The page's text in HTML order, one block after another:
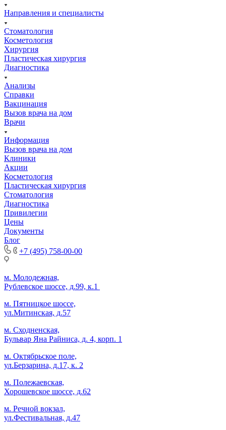
Направления и специалисты
Стоматология
Косметология
Хирургия
Пластическая хирургия
Диагностика
Анализы
Справки
Вакцинация
Вызов врача на дом
Врачи
Информация
Вызов врача на дом
Клиники
Акции
Косметология
Пластическая хирургия
Стоматология
Диагностика
Привилегии
Цены
Документы
Блог
+7 (495) 758-00-00
м. Молодежная,
Рублевское шоссе, д.99, к.1
м. Пятницкое шоссе,
ул.Митинская, д.57
м. Сходненская,
Бульвар Яна Райниса, д. 4, корп. 1
м. Октябрьское поле,
ул.Берзарина, д.17, к. 2
м. Полежаевская,
Хорошевское шоссе, д.62
м. Речной вокзал,
ул.Фестивальная, д.47